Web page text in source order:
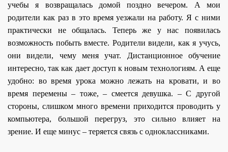
учебы я возвращалась домой поздно вечером. А мои
родители как раз в это время уезжали на работу. Я с ними
практически не общалась. Теперь же у нас появилась
возможность побыть вместе. Родители видели, как я учусь,
они видели, чему меня учат. Дистанционное обучение
интересно, так как дает доступ к новым технологиям. А еще
удобно: во время урока можно лежать на кровати, и во
время перемены – тоже, – смеется девушка. – С другой
стороны, слишком много времени приходится проводить у
компьютера, большой перегруз, это сильно влияет на
зрение. И еще минус – теряется связь с одноклассниками.